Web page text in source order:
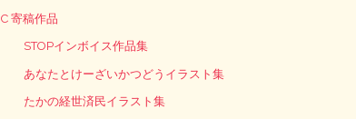
C 寄稿作品
STOPインボイス作品集
あなたとけーざいかつどうイラスト集
たかの経世済民イラスト集